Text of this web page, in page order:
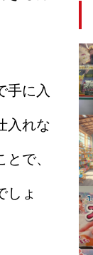
手に入
入れな
で、
しょ